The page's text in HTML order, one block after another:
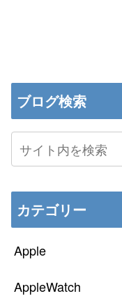
ブログ検索
カテゴリー
Apple
AppleWatch